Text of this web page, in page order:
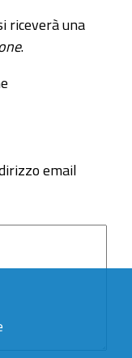
riceverà una
.
email